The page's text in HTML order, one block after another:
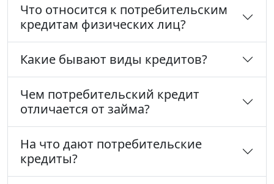
Что относится к потребительским
кредитам физических лиц?
Какие бывают виды кредитов?
Чем потребительский кредит
отличается от займа?
На что дают потребительские
кредиты?